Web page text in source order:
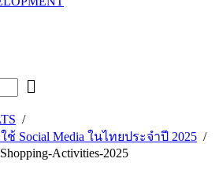
Social Media ในไทยประจำปี 2025
Activities-2025